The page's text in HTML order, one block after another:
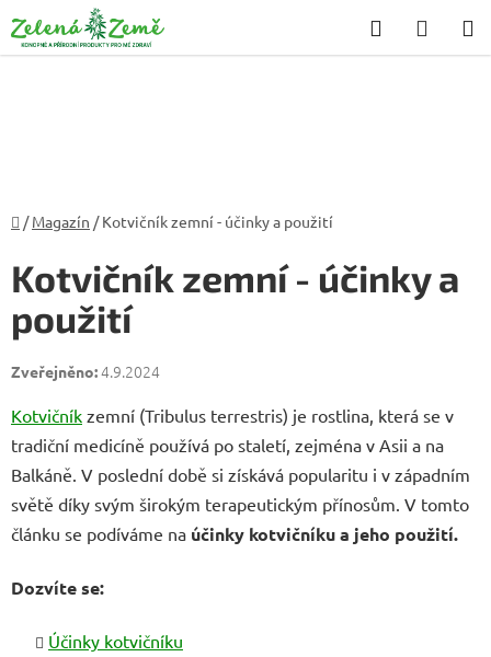
na
obsah
Hledat
KOŠÍK
Domů
/ Magazín / Kotvičník zemní - účinky a použití
Kotvičník zemní - účinky a
použití
4.9.2024
Kotvičník zemní (Tribulus terrestris) je rostlina, která se v
tradiční medicíně používá po staletí, zejména v Asii a na
Balkáně. V poslední době si získává popularitu i v západním
světě díky svým širokým terapeutickým přínosům. V tomto
článku se podíváme na účinky kotvičníku a jeho použití.
Dozvíte se:
Účinky kotvičníku